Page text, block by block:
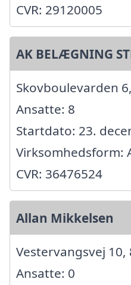
CVR: 29120005
AK BELÆGNING
Skovboulevarden
Ansatte: 8
Startdato: 23.
Virksomhedsform:
CVR: 36476524
Allan Mikkelsen
Vestervangsvej 10,
Ansatte: 0